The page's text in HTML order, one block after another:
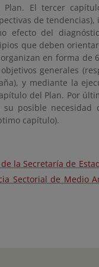
El tercer
de
efecto del
que deben
en forma de
generales
y mediante la
del Plan. Por
posible necesidad
capítulo).
la Secretaría de
Sectorial de Medio